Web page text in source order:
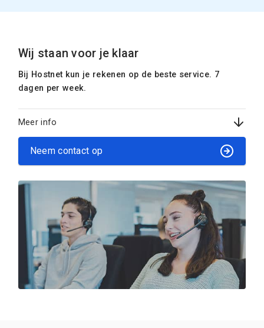
Wij staan voor je klaar
Bij Hostnet kun je rekenen op de beste service. 7
dagen per week.
Meer info
Neem contact op